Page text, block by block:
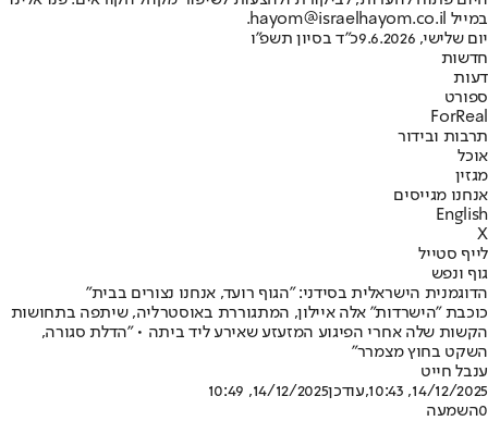
במייל hayom@israelhayom.co.il.
יום שלישי, 9.6.2026
כ"ד בסיון תשפ"ו
חדשות
דעות
ספורט
ForReal
תרבות ובידור
אוכל
מגזין
אנחנו מגייסים
English
X
לייף סטייל
גוף ונפש
הדוגמנית הישראלית בסידני: "הגוף רועד, אנחנו נצורים בבית"
כוכבת "הישרדות" אלה איילון, המתגוררת באוסטרליה, שיתפה בתחושות
הקשות שלה אחרי הפיגוע המזעזע שאירע ליד ביתה • "הדלת סגורה,
השקט בחוץ מצמרר"
ענבל חייט
14/12/2025, 10:43
,עודכן14/12/2025, 10:49
0השמעה